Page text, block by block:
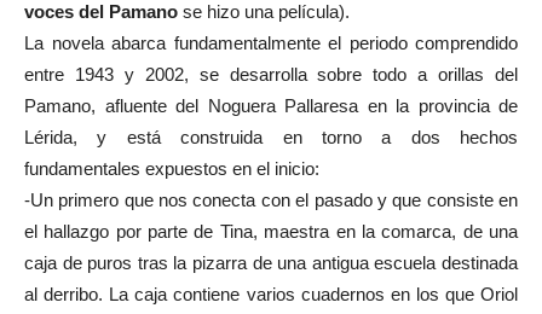
voces del Pamano se hizo una película).
La novela abarca fundamentalmente el periodo comprendido
entre 1943 y 2002, se desarrolla sobre todo a orillas del
Pamano, afluente del Noguera Pallaresa en la provincia de
Lérida, y está construida en torno a dos hechos
fundamentales expuestos en el inicio:
-Un primero que nos conecta con el pasado y que consiste en
el hallazgo por parte de Tina, maestra en la comarca, de una
caja de puros tras la pizarra de una antigua escuela destinada
al derribo. La caja contiene varios cuadernos en los que Oriol